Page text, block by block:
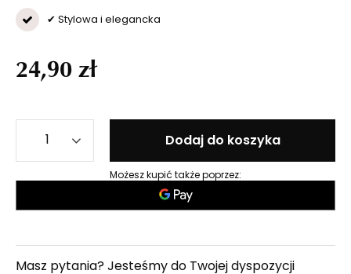
✔ Stylowa i elegancka
24,90 zł
Dodaj do koszyka
Możesz kupić także poprzez:
Masz pytania? Jesteśmy do Twojej dyspozycji